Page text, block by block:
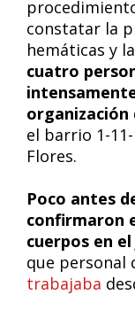
constatar la
hemáticas y la
cuatro
organización
el barrio 1-
Flores.
Poco antes
confirmaron
cuerpos en
que personal
trabajaba